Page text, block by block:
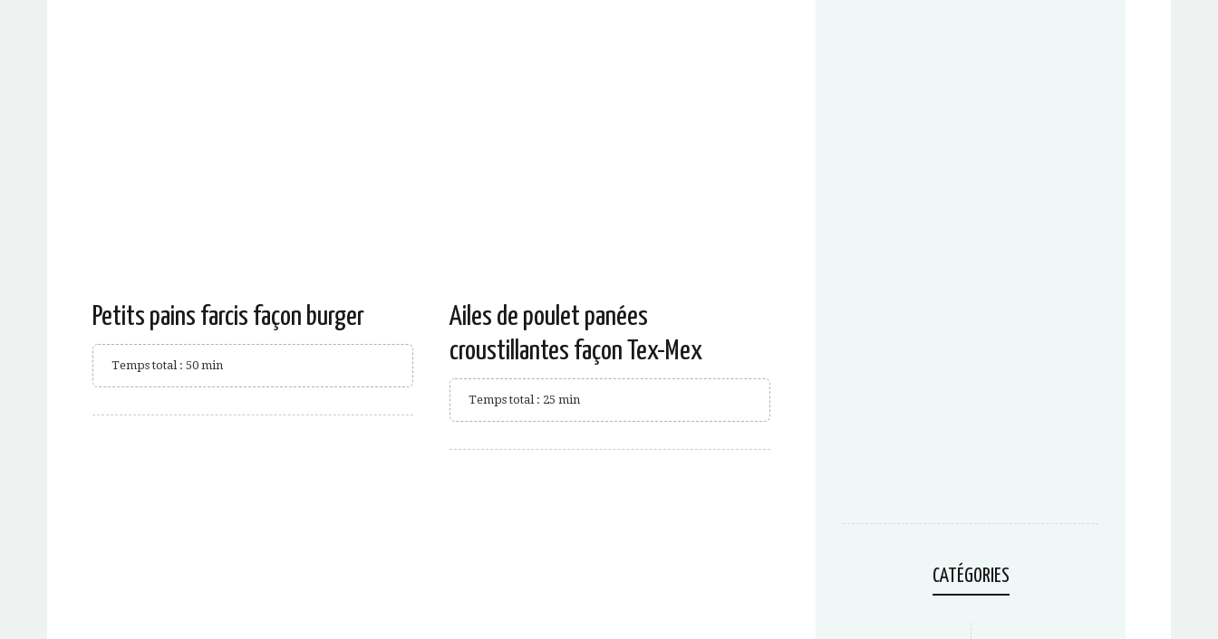
Petits pains farcis façon burger
Temps total : 50 min
Ailes de poulet panées
croustillantes façon Tex-Mex
Temps total : 25 min
CATÉGORIES